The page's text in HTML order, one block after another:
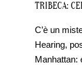
TRIBECA:
C’è un
Hearing,
Manhattan: